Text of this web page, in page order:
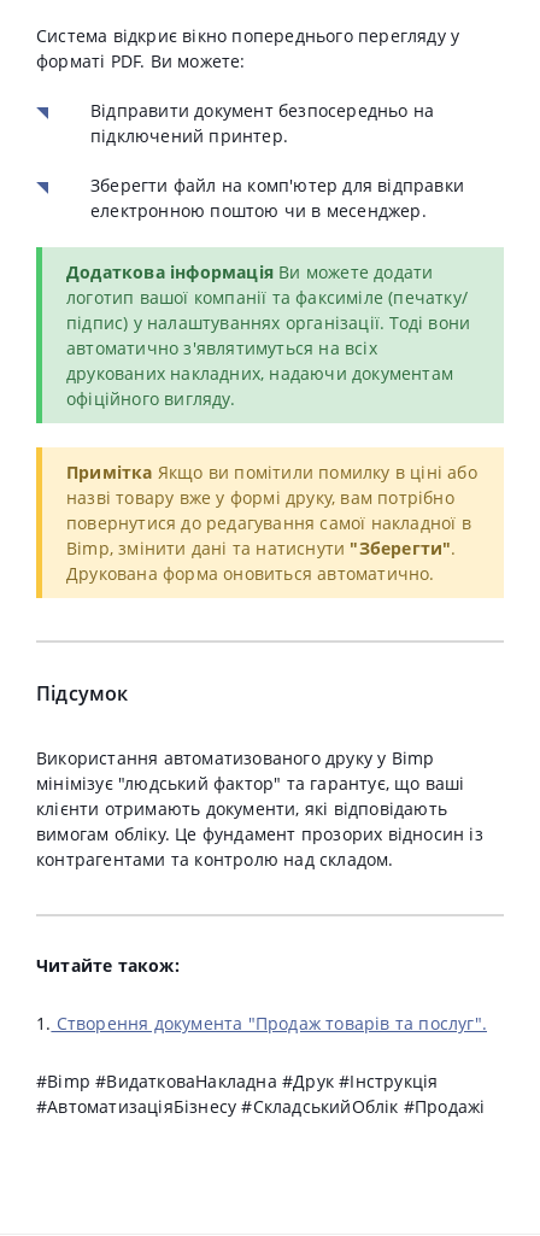
Система відкриє вікно попереднього перегляду у
форматі PDF. Ви можете:
Відправити документ безпосередньо на
підключений принтер.
Зберегти файл на комп'ютер для відправки
електронною поштою чи в месенджер.
Додаткова інформація Ви можете додати
логотип вашої компанії та факсиміле (печатку/
підпис) у налаштуваннях організації. Тоді вони
автоматично з'являтимуться на всіх
друкованих накладних, надаючи документам
офіційного вигляду.
Примітка Якщо ви помітили помилку в ціні або
назві товару вже у формі друку, вам потрібно
повернутися до редагування самої накладної в
Bimp, змінити дані та натиснути "Зберегти".
Друкована форма оновиться автоматично.
Підсумок
Використання автоматизованого друку у Bimp
мінімізує "людський фактор" та гарантує, що ваші
клієнти отримають документи, які відповідають
вимогам обліку. Це фундамент прозорих відносин із
контрагентами та контролю над складом.
Читайте також:
1. Створення документа "Продаж товарів та послуг".
#Bimp #ВидатковаНакладна #Друк #Інструкція
#АвтоматизаціяБізнесу #СкладськийОблік #Продажі